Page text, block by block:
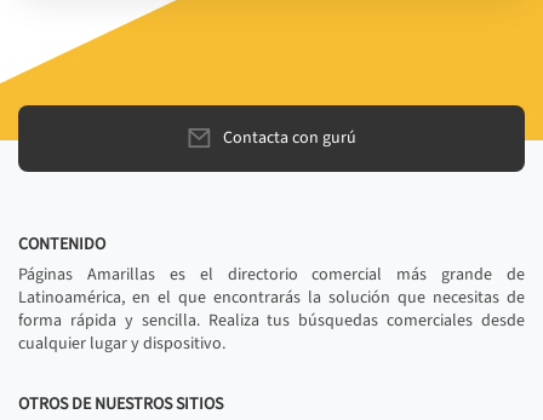
Contacta con gurú
CONTENIDO
Páginas Amarillas es el directorio comercial más grande de
Latinoamérica, en el que encontrarás la solución que necesitas de
forma rápida y sencilla. Realiza tus búsquedas comerciales desde
cualquier lugar y dispositivo.
OTROS DE NUESTROS SITIOS